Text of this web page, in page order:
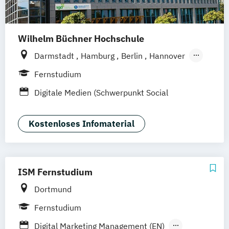
Mediendesign Online Marketing
Sales Management & Strategy UX-Design
Wilhelm Büchner Hochschule
Darmstadt Hamburg Berlin
Hannover
Bonn
Nürnberg
Zürich Rostock Dortmund
Fernstudium
Digitale Medien (Schwerpunkt Social
Kostenloses Infomaterial
ISM Fernstudium
Dortmund
Fernstudium
Digital Marketing Management (EN)